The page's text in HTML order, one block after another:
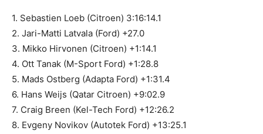
1. Sebastien Loeb (Citroen) 3:16:14.1
2. Jari-Matti Latvala (Ford) +27.0
3. Mikko Hirvonen (Citroen) +1:14.1
4. Ott Tanak (M-Sport Ford) +1:28.8
5. Mads Ostberg (Adapta Ford) +1:31.4
6. Hans Weijs (Qatar Citroen) +9:02.9
7. Craig Breen (Kel-Tech Ford) +12:26.2
8. Evgeny Novikov (Autotek Ford) +13:25.1